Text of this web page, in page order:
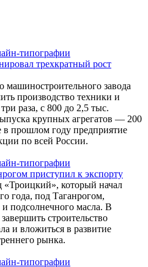
трехкратный рост
машиностроительного завода
производство техники и
раза, с 800 до 2,5 тыс.
крупных агрегатов — 200
в прошлом году предприятие
по всей России.
приступил к экспорту
который начал
года, под Таганрогом,
подсолнечного масла. В
строительство
и вложиться в развитие
рынка.